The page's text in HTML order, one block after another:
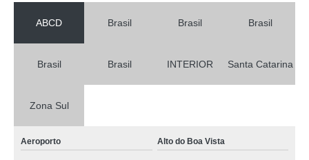
ABCD Brasil Brasil Brasil
Brasil Brasil INTERIOR Santa Catarina
Zona Sul
Aeroporto Alto do Boa Vista